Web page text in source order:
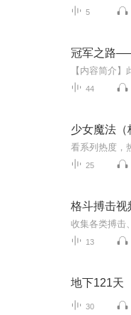
5
44
少女魔法（
25
格斗搏击视
收集各类搏击
13
地下121天
30